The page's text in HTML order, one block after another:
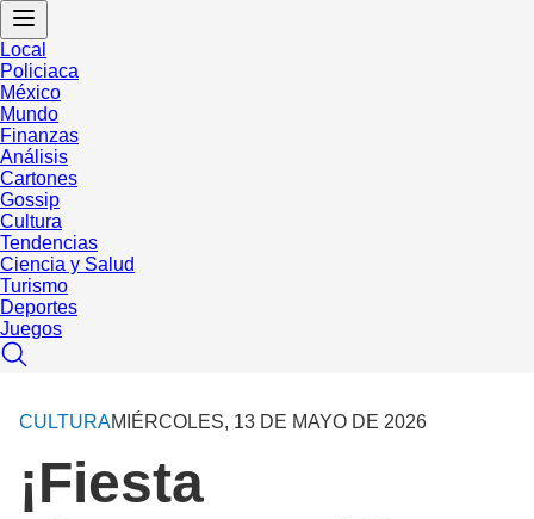
Local
Policiaca
México
Mundo
Finanzas
Análisis
Cartones
Gossip
Cultura
Tendencias
Ciencia y Salud
Turismo
Deportes
Juegos
CULTURAMIÉRCOLES, 13 DE MAYO DE 2026
¡Fiesta